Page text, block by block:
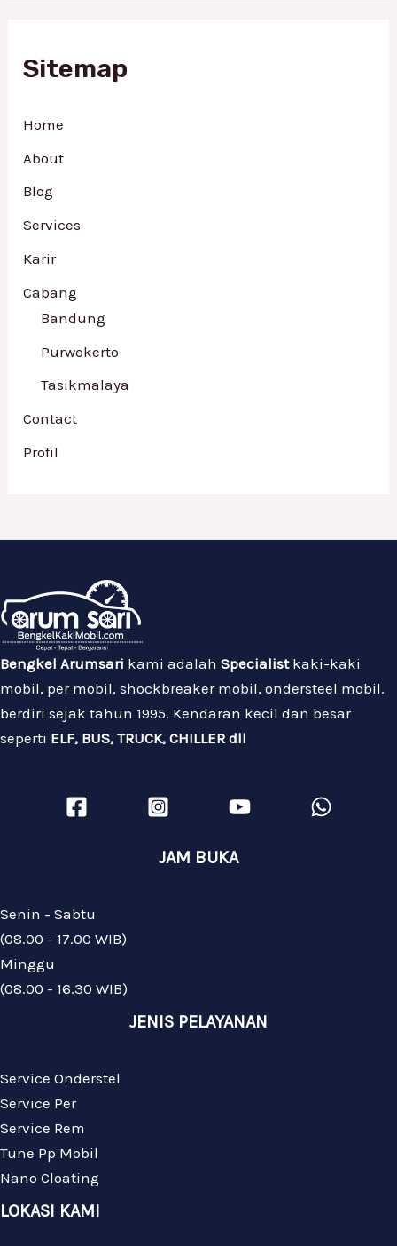
Sitemap
Home
About
Blog
Services
Karir
Cabang
Bandung
Purwokerto
Tasikmalaya
Contact
Profil
Bengkel Arumsari kami adalah Specialistkaki-kaki
mobil, per mobil, shockbreaker mobil, ondersteel mobil.
berdiri sejak tahun 1995. Kendaran kecil dan besar
seperti ELF, BUS, TRUCK, CHILLER dll
JAM BUKA
Senin - Sabtu
(08.00 - 17.00 WIB)
Minggu
(08.00 - 16.30 WIB)
JENIS PELAYANAN
Service Onderstel
Service Per
Service Rem
Tune Pp Mobil
Nano Cloating
LOKASI KAMI